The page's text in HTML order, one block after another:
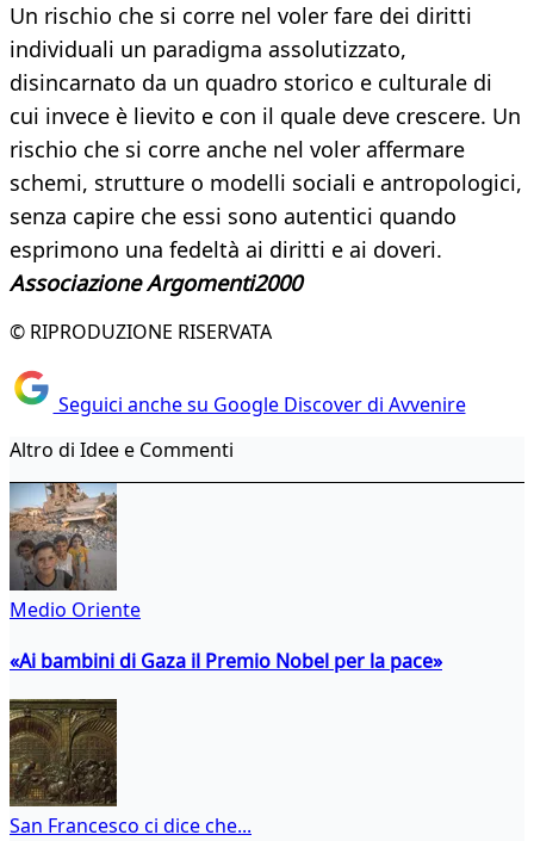
Un rischio che si corre nel voler fare dei diritti
individuali un paradigma assolutizzato,
disincarnato da un quadro storico e culturale di
cui invece è lievito e con il quale deve crescere. Un
rischio che si corre anche nel voler affermare
schemi, strutture o modelli sociali e antropologici,
senza capire che essi sono autentici quando
esprimono una fedeltà ai diritti e ai doveri.
Associazione Argomenti2000
© RIPRODUZIONE RISERVATA
Seguici anche su Google Discover di Avvenire
Altro di Idee e Commenti
Medio Oriente
«Ai bambini di Gaza il Premio Nobel per la pace»
San Francesco ci dice che...